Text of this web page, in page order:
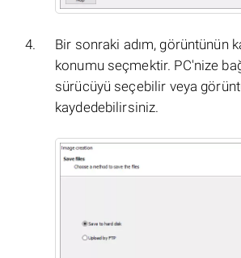
Bir sonraki adım, görüntünün
konumu seçmektir. PC'nize
sürücüyü seçebilir veya
kaydedebilirsiniz.